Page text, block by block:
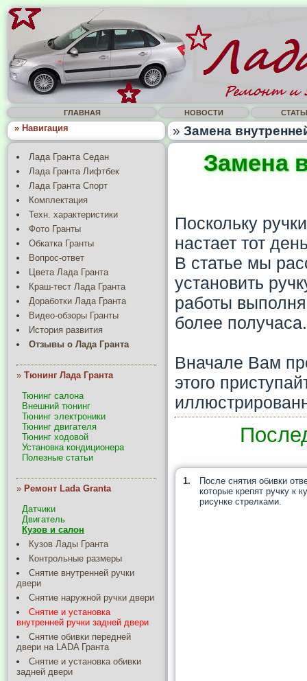
ГЛАВНАЯ НОВОСТИ
» Навигация » Замена
Лада Гранта Седан
Лада Гранта Лифтбек
Лада Гранта Спорт
Комплектация
Техн. характеристики
Фото Гранты
Обкатка Гранты
Вопрос-ответ
Цвета Лада Гранта
Краш-тест Лада Гранта
Доработки Лада Гранта
Видео-обзоры Гранты
История развития
Отзывы о Лада Гранта
» Тюнинг Лада Гранта
Тюнинг салона
Внешний тюнинг
Тюнинг электроники
Тюнинг двигателя
Тюнинг ходовой
Установка кондиционера
Полезные статьи
» Ремонт Lada Granta
Датчики
Двигатель
Кузов и салон
Кузов Лады Гранта
Контрольные размеры
Снятие внутренней ручки
двери
Снятие наружной ручки двери
Снятие и установка
внутренней ручки задней двери
Снятие обивки передней
двери на LADA Гранта
Снятие и установка обивки
задней двери
Замена
Поскольку
настает тот
В статье мы
установить
работы
более получаса.
Вначале Вам
этого
1.
После снятия обивки
которые крепят ручку к
рисунке стрелками.